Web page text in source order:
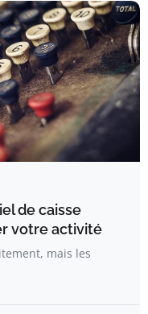
de caisse
votre activité
mais les